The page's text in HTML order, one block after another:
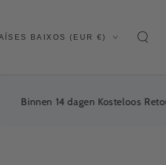
região
BAIXOS (EUR €)
Binnen 14 dagen Kosteloos